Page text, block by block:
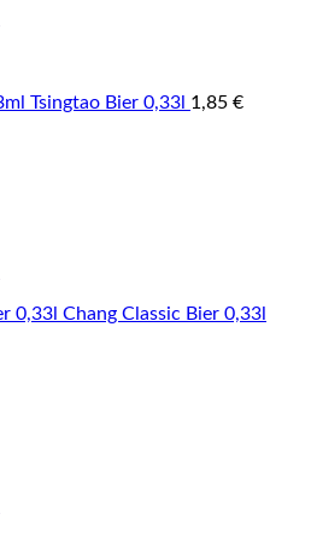
Tsingtao Bier 0,33l 1,85 €
Chang Classic Bier 0,33l